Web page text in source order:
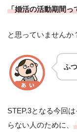
「婚活の活動期間っ
と思っていませんか
ふ
STEP.3となる今回
らない人のために、